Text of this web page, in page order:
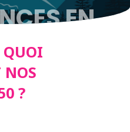
EN
NOS
?